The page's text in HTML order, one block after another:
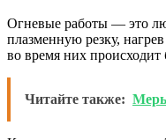
Огневые работы — это
плазменную резку,
во время них происходит
Читайте также: Меры